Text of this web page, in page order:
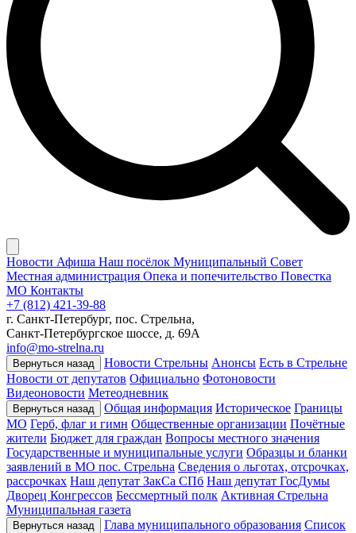
Новости Афиша Наш посёлок Муниципальный Совет
Местная администрация Опека и попечительство Повестка
МО Контакты
+7 (812) 421-39-88
г. Санкт-Петербург, пос. Стрельна,
Санкт-Петербургское шоссе, д. 69А
info@mo-strelna.ru
Вернуться назад Новости Стрельны Анонсы Есть в Стрельне
Новости от депутатов Официально Фотоновости
Видеоновости Метеодневник
Вернуться назад Общая информация Историческое Границы
МО Герб, флаг и гимн Общественные организации Почётные
жители Бюджет для граждан Вопросы местного значения
Государственные и муниципальные услуги Образцы и бланки
заявлений в МО пос. Стрельна Сведения о льготах, отсрочках,
рассрочках Наш депутат ЗакСа СПб Наш депутат ГосДумы
Дворец Конгрессов Бессмертный полк Активная Стрельна
Муниципальная газета
Вернуться назад Глава муниципального образования Список